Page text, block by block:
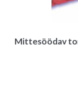
Mittesöödav